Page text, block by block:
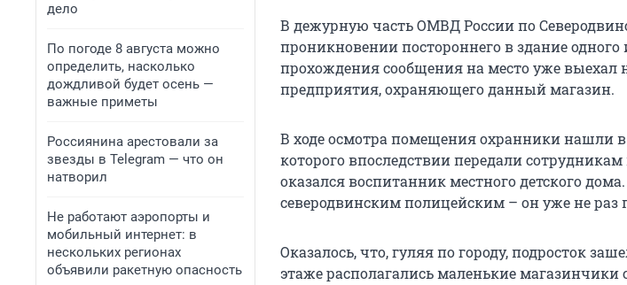
дело
По погоде 8 августа можно
определить, насколько
дождливой будет осень —
важные приметы
Россиянина арестовали за
звезды в Telegram — что он
натворил
Не работают аэропорты и
мобильный интернет: в
нескольких регионах
объявили ракетную опасность
В дежурную часть ОМВД России по
проникновении постороннего в здание
прохождения сообщения на место уже выехал
предприятия, охраняющего данный магазин.
В ходе осмотра помещения охранники нашли в
которого впоследствии передали
оказался воспитанник местного детского
северодвинским полицейским – он уже не раз
Оказалось, что, гуляя по городу, подросток
этаже располагались маленькие